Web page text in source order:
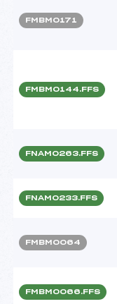
FMBM0171
FMBM0144.FFS
FNAM0263.FFS
FNAM0233.FFS
FMBM0064
FMBM0066.FFS